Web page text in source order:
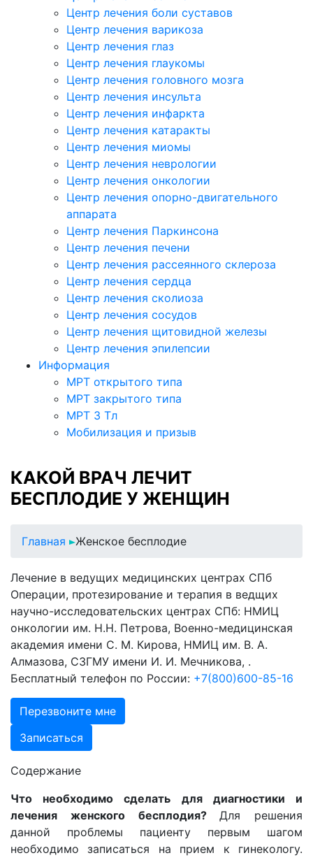
Центр лечения боли суставов
Центр лечения варикоза
Центр лечения глаз
Центр лечения глаукомы
Центр лечения головного мозга
Центр лечения инсульта
Центр лечения инфаркта
Центр лечения катаракты
Центр лечения миомы
Центр лечения неврологии
Центр лечения онкологии
Центр лечения опорно-двигательного
аппарата
Центр лечения Паркинсона
Центр лечения печени
Центр лечения рассеянного склероза
Центр лечения сердца
Центр лечения сколиоза
Центр лечения сосудов
Центр лечения щитовидной железы
Центр лечения эпилепсии
Информация
МРТ открытого типа
МРТ закрытого типа
МРТ 3 Тл
Мобилизация и призыв
КАКОЙ ВРАЧ ЛЕЧИТ
БЕСПЛОДИЕ У ЖЕНЩИН
Главная Женское бесплодие
Лечение в ведущих медицинских центрах СПб
Операции, протезирование и терапия в ведщих
научно-исследовательских центрах СПб: НМИЦ
онкологии им. Н.Н. Петрова, Военно-медицинская
академия имени С. М. Кирова, НМИЦ им. В. А.
Алмазова, СЗГМУ имени И. И. Мечникова, .
Бесплатный телефон по России: +7(800)600-85-16
Перезвоните мне
Записаться
Содержание
Что необходимо сделать для диагностики и
лечения женского бесплодия?Для решения
данной проблемы пациенту первым шагом
необходимо записаться на прием к гинекологу.